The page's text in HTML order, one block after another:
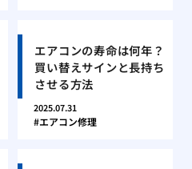
エアコンの寿命は何年？
買い替えサインと長持ち
させる方法
2025.07.31
エアコン修理